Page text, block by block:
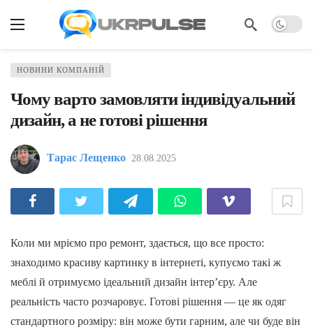
НОВИНИ КОМПАНІЙ
Чому варто замовляти індивідуальний
дизайн, а не готові рішення
Тарас Лещенко 28.08.2025
Коли ми мріємо про ремонт, здається, що все просто:
знаходимо красиву картинку в інтернеті, купуємо такі ж
меблі й отримуємо ідеальний дизайн інтер’єру. Але
реальність часто розчаровує. Готові рішення — це як одяг
стандартного розміру: він може бути гарним, але чи буде він